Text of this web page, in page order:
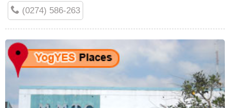
(0274) 586-263